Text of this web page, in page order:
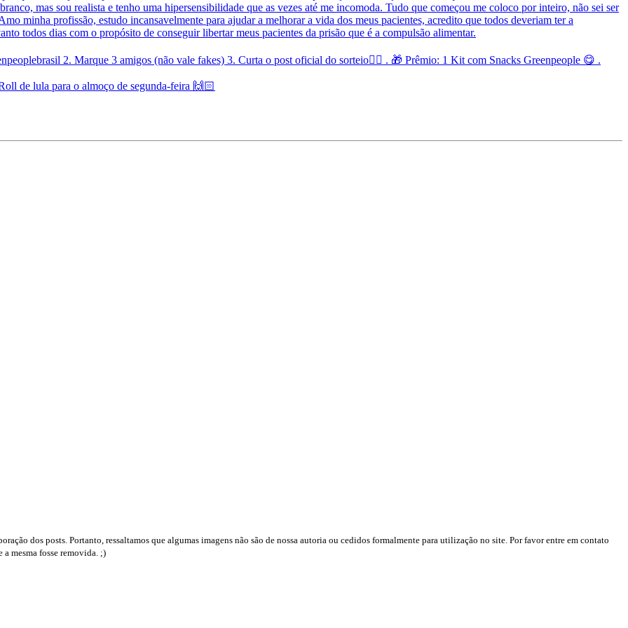
dos posts. Portanto, ressaltamos que algumas imagens não são de nossa autoria ou cedidos formalmente para utilização no site. Por favor entre em contato
mesma fosse removida. ;)